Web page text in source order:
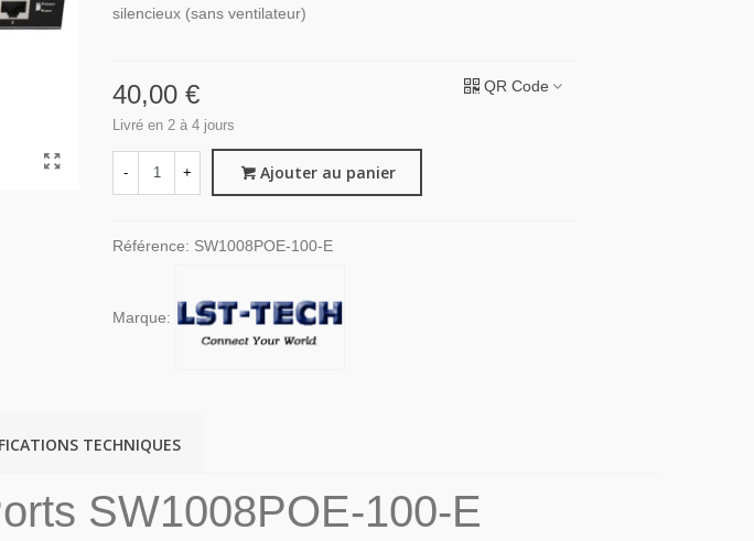
silencieux (sans ventilateur)
40,00 €
Livré en 2 à 4 jours
QR Code
- + Ajouter au panier
Référence: SW1008POE-100-E
Marque:
TECHNIQUES
SW1008POE-100-E